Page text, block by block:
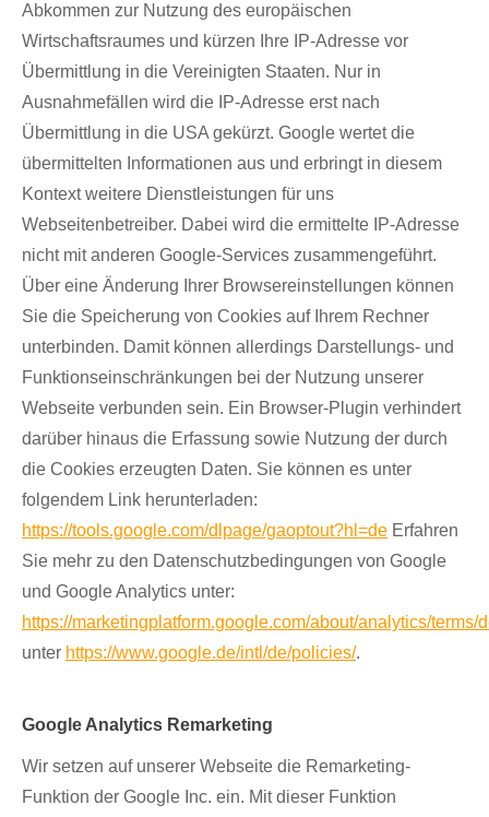
Abkommen zur Nutzung des europäischen
Wirtschaftsraumes und kürzen Ihre IP-Adresse vor
Übermittlung in die Vereinigten Staaten. Nur in
Ausnahmefällen wird die IP-Adresse erst nach
Übermittlung in die USA gekürzt. Google wertet die
übermittelten Informationen aus und erbringt in diesem
Kontext weitere Dienstleistungen für uns
Webseitenbetreiber. Dabei wird die ermittelte IP-Adresse
nicht mit anderen Google-Services zusammengeführt.
Über eine Änderung Ihrer Browsereinstellungen können
Sie die Speicherung von Cookies auf Ihrem Rechner
unterbinden. Damit können allerdings Darstellungs- und
Funktionseinschränkungen bei der Nutzung unserer
Webseite verbunden sein. Ein Browser-Plugin verhindert
darüber hinaus die Erfassung sowie Nutzung der durch
die Cookies erzeugten Daten. Sie können es unter
folgendem Link herunterladen:
https://tools.google.com/dlpage/gaoptout?hl=de Erfahren
Sie mehr zu den Datenschutzbedingungen von Google
und Google Analytics unter:
https://marketingplatform.google.com/about/analytics/terms/
unter https://www.google.de/intl/de/policies/.
Google Analytics Remarketing
Wir setzen auf unserer Webseite die Remarketing-
Funktion der Google Inc. ein. Mit dieser Funktion